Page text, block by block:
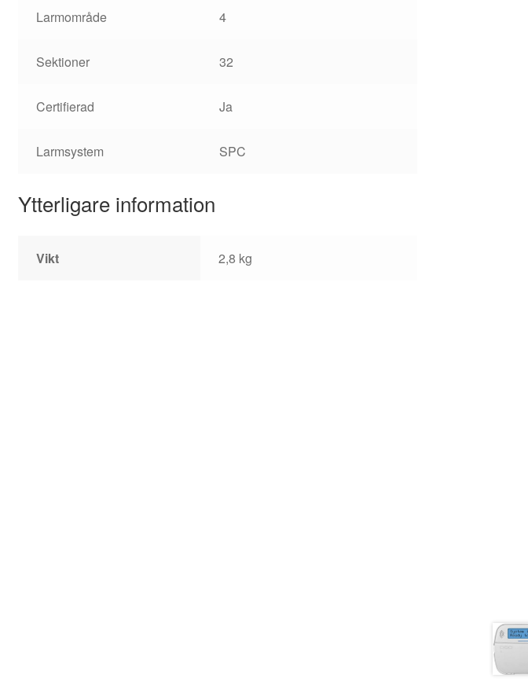
Larmområde 4
Sektioner 32
Certifierad Ja
Larmsystem SPC
Ytterligare information
Vikt 2,8 kg